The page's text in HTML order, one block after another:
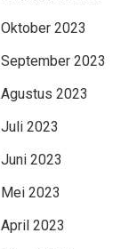
Oktober 2023
September 2023
Agustus 2023
Juli 2023
Juni 2023
Mei 2023
April 2023